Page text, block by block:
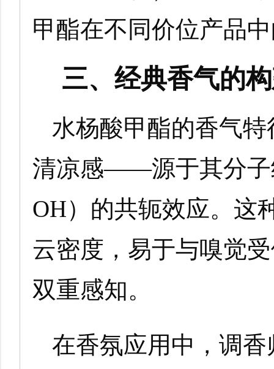
甲酯在不同价位产品
三、经典香气的
水杨酸甲酯的香气
清凉感——源于其分子
OH）的共轭效应。这
云密度，易于与嗅觉
双重感知。
在香氛应用中，调